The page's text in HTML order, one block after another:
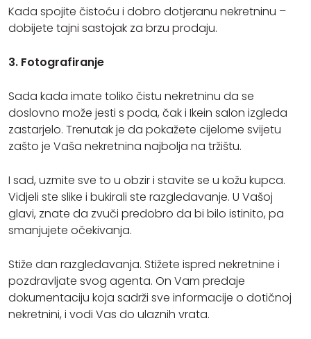
Kada spojite čistoću i dobro dotjeranu nekretninu –
dobijete tajni sastojak za brzu prodaju.
3. Fotografiranje
Sada kada imate toliko čistu nekretninu da se
doslovno može jesti s poda, čak i Ikein salon izgleda
zastarjelo. Trenutak je da pokažete cijelome svijetu
zašto je Vaša nekretnina najbolja na tržištu.
I sad, uzmite sve to u obzir i stavite se u kožu kupca.
Vidjeli ste slike i bukirali ste razgledavanje. U Vašoj
glavi, znate da zvuči predobro da bi bilo istinito, pa
smanjujete očekivanja.
Stiže dan razgledavanja. Stižete ispred nekretnine i
pozdravljate svog agenta. On Vam predaje
dokumentaciju koja sadrži sve informacije o dotičnoj
nekretnini, i vodi Vas do ulaznih vrata.